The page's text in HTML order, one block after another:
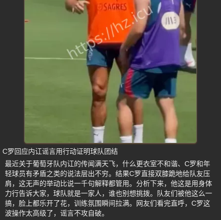
C罗回应内讧谣言用行动证明球队团结
最近关于葡萄牙队内讧的传闻满天飞，什么更衣室不和谐、C罗和年
轻球员有矛盾之类的说法层出不穷。结果C罗直接双膝跪地给队友压
肩，这无声的举动比说一千句解释都管用。分析下来，他这是用身体
力行告诉大家，球队就是一家人，谁也别想挑拨。队友们被他这么一
搞，脸上都乐开了花，训练氛围瞬间拉满。网友们看完直呼，C罗这
波操作太高级了，谣言不攻自破。